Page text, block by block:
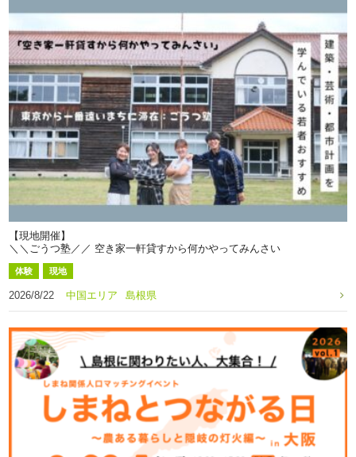
【現地開催】
＼＼ごうつ塾／／ 空き家一軒貸すから何かやってみんさい
体験 現地
2026/8/22 中国エリア 島根県